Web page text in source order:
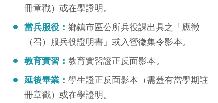
冊章戳）或在學證明。
當兵服役： 鄉鎮市區公所兵役課出具之「應徵
（召）服兵役證明書」或入營徵集令影本。
教育實習： 教育實習證正反面影本。
延後畢業： 學生證正反面影本（需蓋有當學期註
冊章戳）或在學證明。